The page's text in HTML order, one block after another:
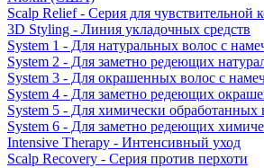
Scalp Relief - Серия для чувствительной
3D Styling - Линия укладочных средств
System 1 - Для натуральных волос с
System 2 - Для заметно редеющих
System 3 - Для окрашенных волос с
System 4 - Для заметно редеющих
System 5 - Для химически
System 6 - Для заметно редеющих
Intensive Therapy - Интенсивный уход
Scalp Recovery - Серия против перхоти